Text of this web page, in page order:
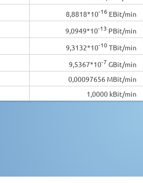
8,8818*10-16 EBit/min
9,0949*10-13 PBit/min
9,3132*10-10 TBit/min
9,5367*10-7 GBit/min
0,00097656 MBit/min
1,0000 kBit/min